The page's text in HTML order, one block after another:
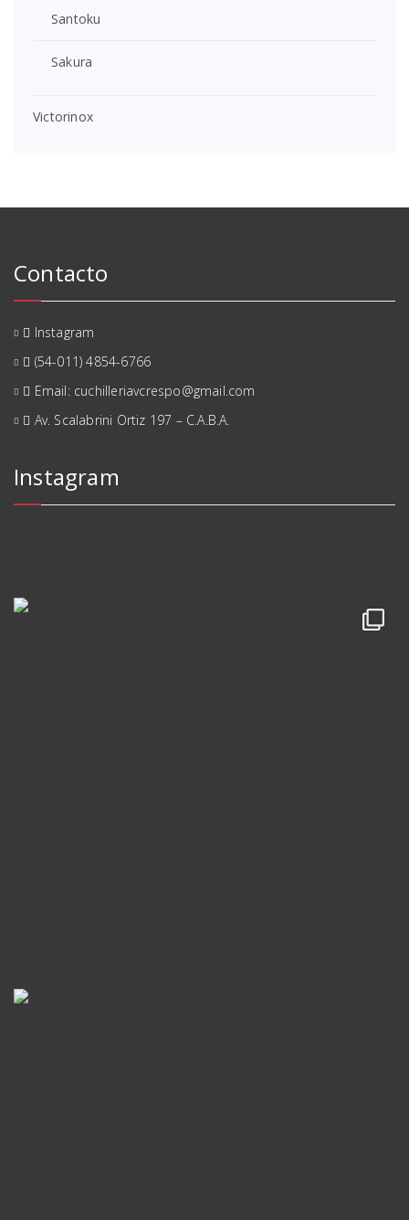
Santoku
Sakura
Victorinox
Contacto
Instagram
(54-011) 4854-6766
Email: cuchilleriavcrespo@gmail.com
Av. Scalabrini Ortiz 197 – C.A.B.A.
Instagram